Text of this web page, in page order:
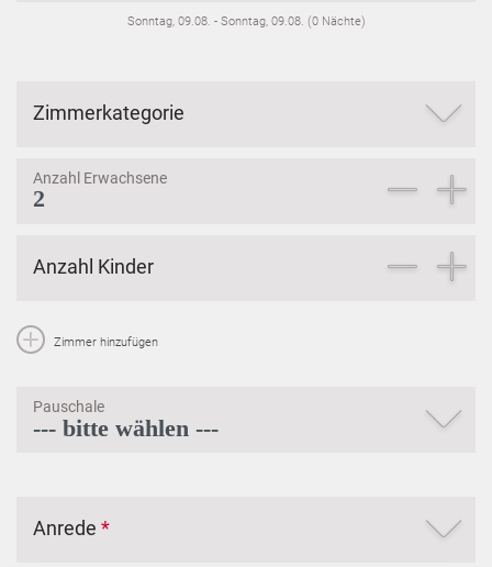
Sonntag, 09.08. - Sonntag, 09.08. (0 Nächte)
Zimmerkategorie
Anzahl Erwachsene
Anzahl Kinder
Zimmer hinzufügen
Pauschale
Anrede *